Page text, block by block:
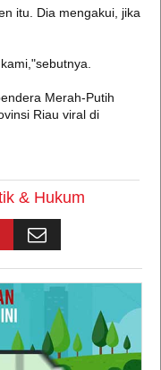
itu. Dia mengakui, jika
Merah-Putih
Riau viral di
& Hukum